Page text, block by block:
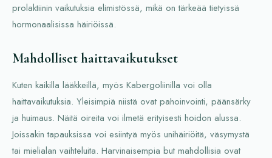
prolaktiinin vaikutuksia elimistössä, mikä on tärkeää tietyissä
hormonaalisissa häiriöissä.
Mahdolliset haittavaikutukset
Kuten kaikilla lääkkeillä, myös Kabergoliinilla voi olla
haittavaikutuksia. Yleisimpiä niistä ovat pahoinvointi, päänsärky
ja huimaus. Näitä oireita voi ilmetä erityisesti hoidon alussa.
Joissakin tapauksissa voi esiintyä myös unihäiriöitä, väsymystä
tai mielialan vaihteluita. Harvinaisempia but mahdollisia ovat